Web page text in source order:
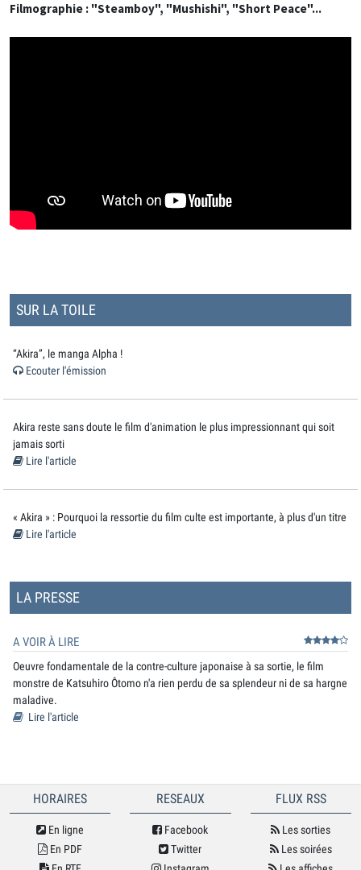
Filmographie : "Steamboy", "Mushishi", "Short Peace"...
SUR LA TOILE
“Akira”, le manga Alpha !
Ecouter l'émission
Akira reste sans doute le film d'animation le plus impressionnant qui soit
jamais sorti
Lire l'article
« Akira » : Pourquoi la ressortie du film culte est importante, à plus d'un titre
Lire l'article
LA PRESSE
A VOIR À LIRE
Oeuvre fondamentale de la contre-culture japonaise à sa sortie, le film
monstre de Katsuhiro Ôtomo n'a rien perdu de sa splendeur ni de sa hargne
maladive.
Lire l'article
HORAIRES
En ligne
En PDF
RESEAUX
Facebook
Twitter
FLUX RSS
Les sorties
Les soirées